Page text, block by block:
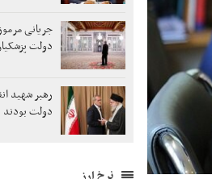
جریانی
دولت
رهبر شهید
دولت بودند